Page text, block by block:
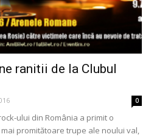
ranitii de la Clubul
0
ului din România a primit o
promitătoare trupe ale noului val,